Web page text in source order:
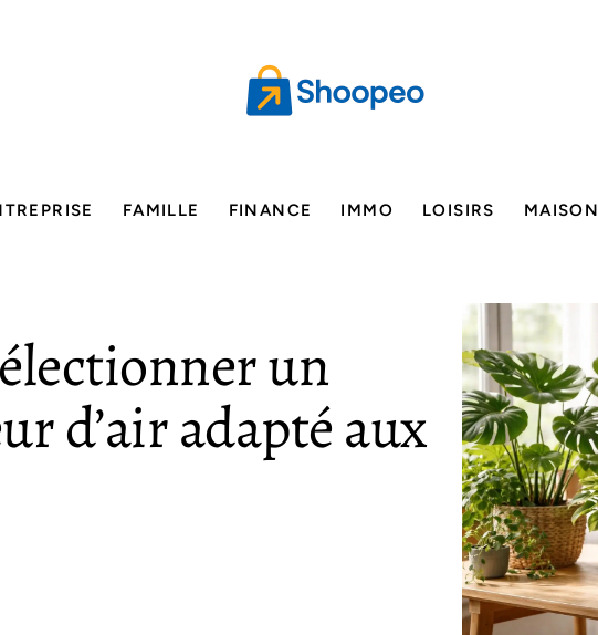
FAMILLE FINANCE IMMO LOISIRS MAISON
un
d’air adapté aux